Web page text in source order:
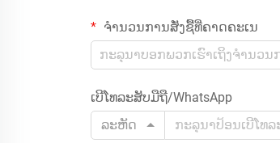
ຈຳນວນການສັ່ງຊື້ທີ່ຄາດຄະເນ
ເບີໂທລະສັບມືຖື/WhatsApp
ລະຫັດ